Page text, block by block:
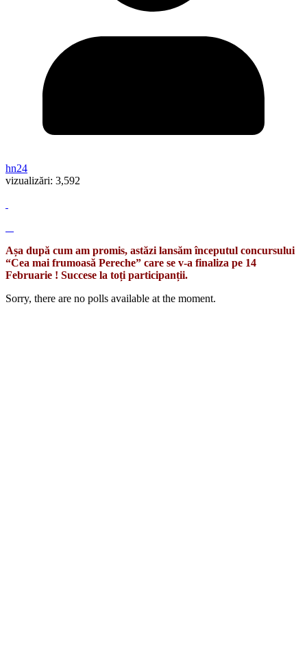
hn24
vizualizări: 3,592
Așa după cum am promis, astăzi lansăm începutul concursului
“Cea mai frumoasă Pereche” care se v-a finaliza pe 14
Februarie ! Succese la toți participanții.
Sorry, there are no polls available at the moment.